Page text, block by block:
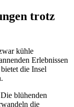
trotz
kühle
Erlebnissen
die Insel
blühenden
die